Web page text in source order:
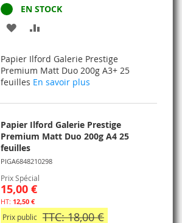
EN STOCK
AJOUTER
MA
COMPARATEUR
Papier Ilford Galerie Prestige
Premium Matt Duo 200g A3+ 25
feuilles En savoir plus
Papier Ilford Galerie Prestige
Premium Matt Duo 200g A4 25
feuilles
PIGA6848210298
Prix Spécial
15,00 €
12,50 €
Prix public TTC: 18,00 €